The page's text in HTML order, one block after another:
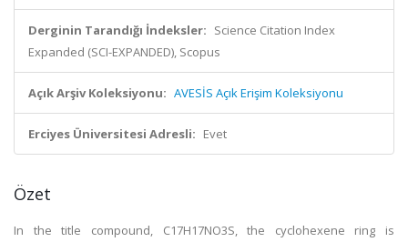
Derginin Tarandığı İndeksler: Science Citation Index
Expanded (SCI-EXPANDED), Scopus
Açık Arşiv Koleksiyonu: AVESİS Açık Erişim Koleksiyonu
Erciyes Üniversitesi Adresli: Evet
Özet
In the title compound, C17H17NO3S, the cyclohexene ring is